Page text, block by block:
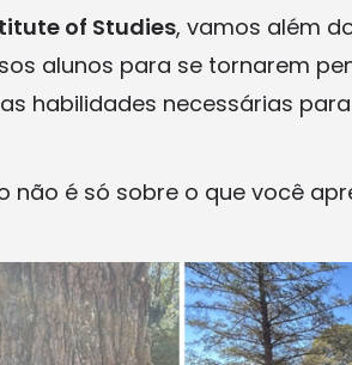
of Studies, vamos além
alunos para se tornarem
habilidades necessárias
não é só sobre o que você